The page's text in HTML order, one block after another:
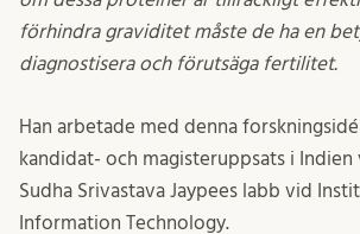
förhindra graviditet måste de ha en
diagnostisera och förutsäga fertilitet.
Han arbetade med denna
kandidat- och magisteruppsats i
Sudha Srivastava Jaypees labb vid
Information Technology.